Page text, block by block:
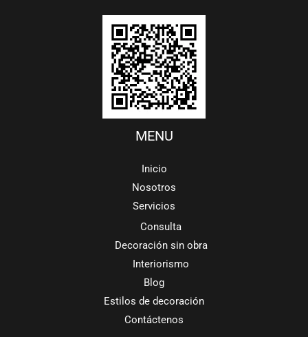
MENU
Inicio
Nosotros
Servicios
Consulta
Decoración sin obra
Interiorismo
Blog
Estilos de decoración
Contáctenos